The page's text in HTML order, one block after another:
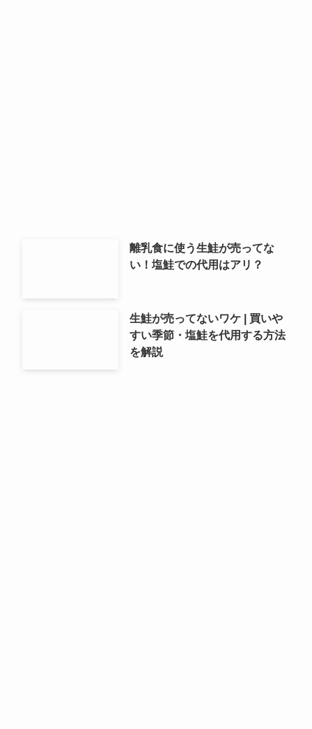
離乳食に使う生鮭が売ってな
い！塩鮭での代用はアリ？
生鮭が売ってないワケ | 買いや
すい季節・塩鮭を代用する方法
を解説